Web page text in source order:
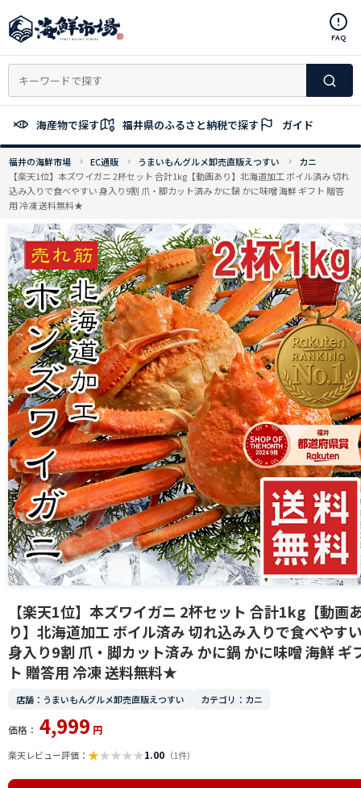
ン
ン
へ
ッ
FAQ
海産物で探す 福井県のふるさと納税で探す ガイド
福井の海鮮市場 EC通販 うまいもんグルメ卸売直販えつすい
カニ
【楽天1位】本ズワイガニ 2杯セット 合計1kg【動画あり】北海道加工 ボイル済み 切れ
込み入りで食べやすい 身入り9割 爪・脚カット済み かに鍋 かに味噌 海鮮 ギフト 贈答
用 冷凍 送料無料★
【楽天1位】本ズワイガニ 2杯セット 合計1kg【動画
り】北海道加工 ボイル済み 切れ込み入りで食べやす
身入り9割 爪・脚カット済み かに鍋 かに味噌 海鮮 ギ
ト 贈答用 冷凍 送料無料★
店舗：うまいもんグルメ卸売直販えつすい カテゴリ：カニ
価格： 4,999 円
楽天レビュー評価： ★★★★★1.00 （1件）